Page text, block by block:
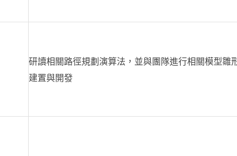
研讀相關路徑規劃演算法，並與團隊進行相關模型雛
建置與開發